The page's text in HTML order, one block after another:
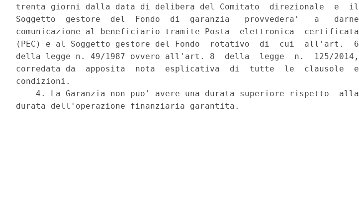
trenta giorni dalla data di delibera del Comitato  direzionale  e  il
Soggetto  gestore  del  Fondo  di  garanzia   provvedera'   a   darne
comunicazione al beneficiario tramite Posta  elettronica  certificata
(PEC) e al Soggetto gestore del Fondo  rotativo  di  cui  all'art.  6
della legge n. 49/1987 ovvero all'art. 8  della  legge  n.  125/2014,
corredata da  apposita  nota  esplicativa  di  tutte  le  clausole  e
condizioni.
    4. La Garanzia non puo' avere una durata superiore rispetto  alla